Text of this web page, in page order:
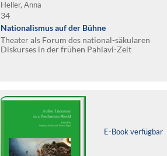
Heller, Anna
34
Nationalismus auf der Bühne
Theater als Forum des national-säkularen
Diskurses in der frühen Pahlavi-Zeit
E-Book verfügbar